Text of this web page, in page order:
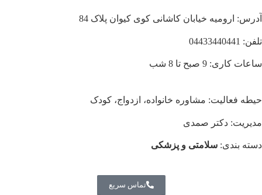
آدرس: ارومیه خیابان کاشانی کوی کیوان پلاک 84
تلفن: 04433440441
ساعات کاری: 9 صبح تا 8 شب
حیطه فعالیت: مشاوره خانواده، ازدواج، کودک
مدیریت: دکتر صمدی
دسته بندی: سلامتی و پزشکی
تماس سریع